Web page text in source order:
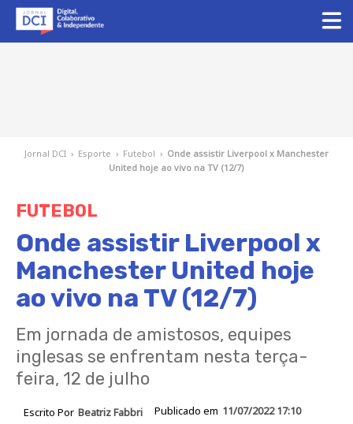
Jornal DCI › Esporte › Futebol › Onde assistir Liverpool x Manchester
United hoje ao vivo na TV (12/7)
FUTEBOL
Onde assistir Liverpool x
Manchester United hoje
ao vivo na TV (12/7)
Em jornada de amistosos, equipes
inglesas se enfrentam nesta terça-
feira, 12 de julho
Escrito Por Beatriz Fabbri Publicado em 11/07/2022 17:10